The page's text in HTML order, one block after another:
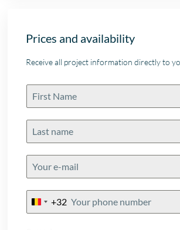
Prices and availability
Receive all project information directly to
Belgium
+32